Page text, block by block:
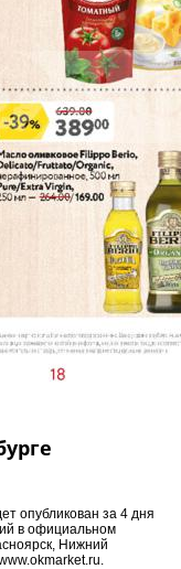
опубликован за 4 дня
в официальном
Нижний